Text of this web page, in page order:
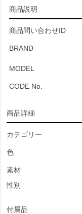
商品説明
商品問い合わせID
BRAND
MODEL
CODE No.
商品詳細
カテゴリー
色
素材
性別
付属品